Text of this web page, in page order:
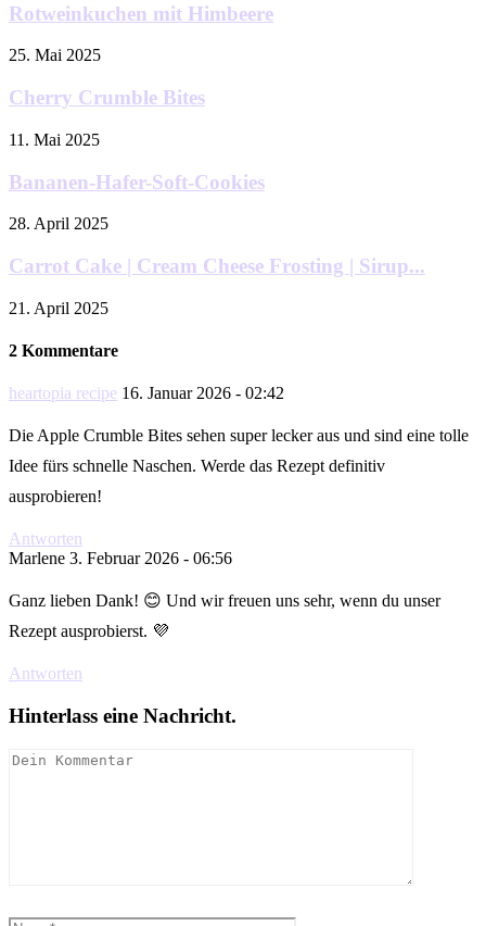
Rotweinkuchen mit Himbeere
25. Mai 2025
Cherry Crumble Bites
11. Mai 2025
Bananen-Hafer-Soft-Cookies
28. April 2025
Carrot Cake | Cream Cheese Frosting | Sirup...
21. April 2025
2 Kommentare
heartopia recipe 16. Januar 2026 - 02:42
Die Apple Crumble Bites sehen super lecker aus und sind eine tolle
Idee fürs schnelle Naschen. Werde das Rezept definitiv
ausprobieren!
Antworten
Marlene 3. Februar 2026 - 06:56
Ganz lieben Dank! 😊 Und wir freuen uns sehr, wenn du unser
Rezept ausprobierst. 💜
Antworten
Hinterlass eine Nachricht.